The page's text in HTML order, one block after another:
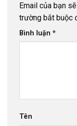
Email của bạn
trường bắt buộc
Bình luận *
Tên